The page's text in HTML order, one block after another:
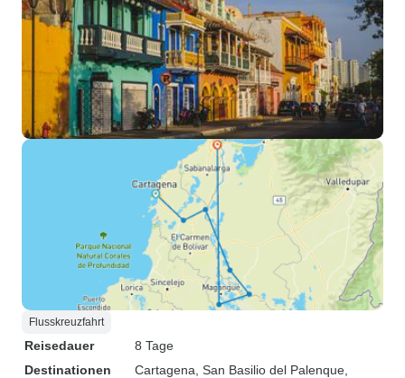
Flusskreuzfahrt
Reisedauer
8 Tage
Destinationen
Cartagena , San Basilio del Palenque